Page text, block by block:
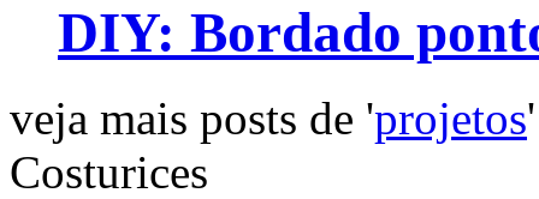
DIY: Bordado
veja mais posts de 'projetos'
Costurices